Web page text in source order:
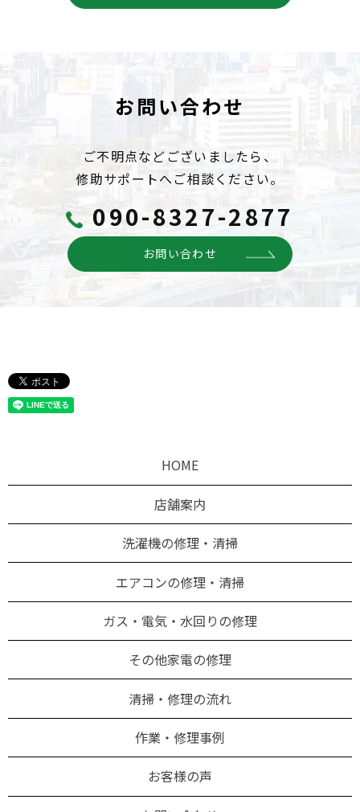
お問い合わせ
ご不明点などございましたら、
修助サポートへご相談ください。
090-8327-2877
お問い合わせ
HOME
店舗案内
洗濯機の修理・清掃
エアコンの修理・清掃
ガス・電気・水回りの修理
その他家電の修理
清掃・修理の流れ
作業・修理事例
お客様の声